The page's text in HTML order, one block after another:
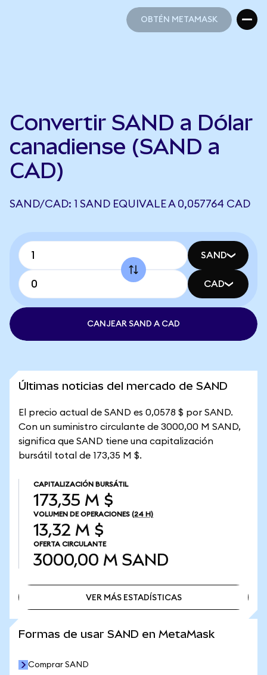
OBTÉN METAMASK
Convertir SAND a Dólar
canadiense (SAND a
CAD)
SAND/CAD: 1 SAND EQUIVALE A 0,057764 CAD
SAND
CAD
CANJEAR SAND A CAD
Últimas noticias del mercado de SAND
El precio actual de SAND es 0,0578 $ por SAND.
Con un suministro circulante de 3000,00 M SAND,
significa que SAND tiene una capitalización
bursátil total de 173,35 M $.
CAPITALIZACIÓN BURSÁTIL
173,35 M $
VOLUMEN DE OPERACIONES (24 H)
13,32 M $
OFERTA CIRCULANTE
3000,00 M SAND
VER MÁS ESTADÍSTICAS
Formas de usar SAND en MetaMask
Comprar SAND